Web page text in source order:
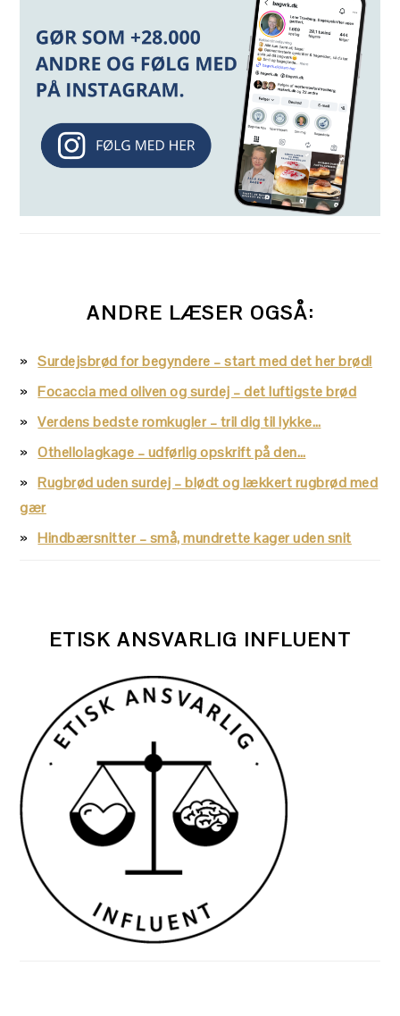
ANDRE LÆSER OGSÅ:
Surdejsbrød for begyndere – start med det her brød!
Focaccia med oliven og surdej – det luftigste brød
Verdens bedste romkugler – tril dig til lykke…
Othellolagkage – udførlig opskrift på den…
Rugbrød uden surdej – blødt og lækkert rugbrød med
gær
Hindbærsnitter – små, mundrette kager uden snit
ETISK ANSVARLIG INFLUENT